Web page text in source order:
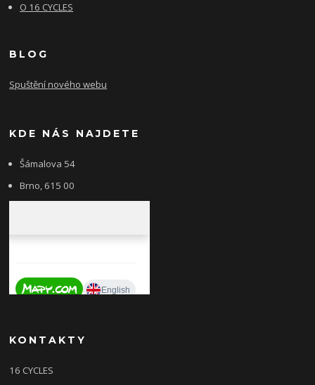
O 16 CYCLES
BLOG
Spuštění nového webu
KDE NÁS NAJDETE
Šámalova 54
Brno, 615 00
KONTAKTY
16 CYCLES